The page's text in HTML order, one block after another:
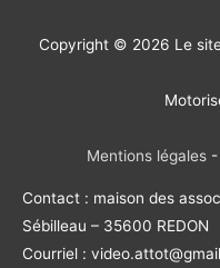
Copyright © 2026 Le
Mentions légales -
Contact : maison des
Sébilleau – 35600 REDON
Courriel :